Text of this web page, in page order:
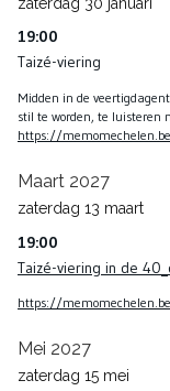
19:00
Taizé-viering
Midden in de
stil te worden, te luisteren
https://
Maart 2027
zaterdag 13 maart
19:00
Taizé-viering in de
https://
Mei 2027
zaterdag 15 mei